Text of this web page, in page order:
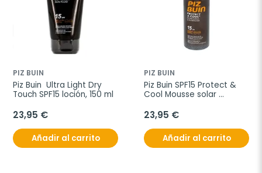
PIZ BUIN
Piz Buin  Ultra Light Dry
Touch SPF15 loción, 150 ml
23,95 €
Añadir al carrito
PIZ BUIN
Piz Buin SPF15 Protect &
Cool Mousse solar
23,95 €
Añadir al carrito